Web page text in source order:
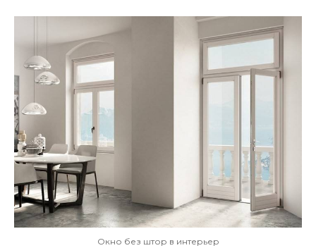
Окно без штор в интерьер